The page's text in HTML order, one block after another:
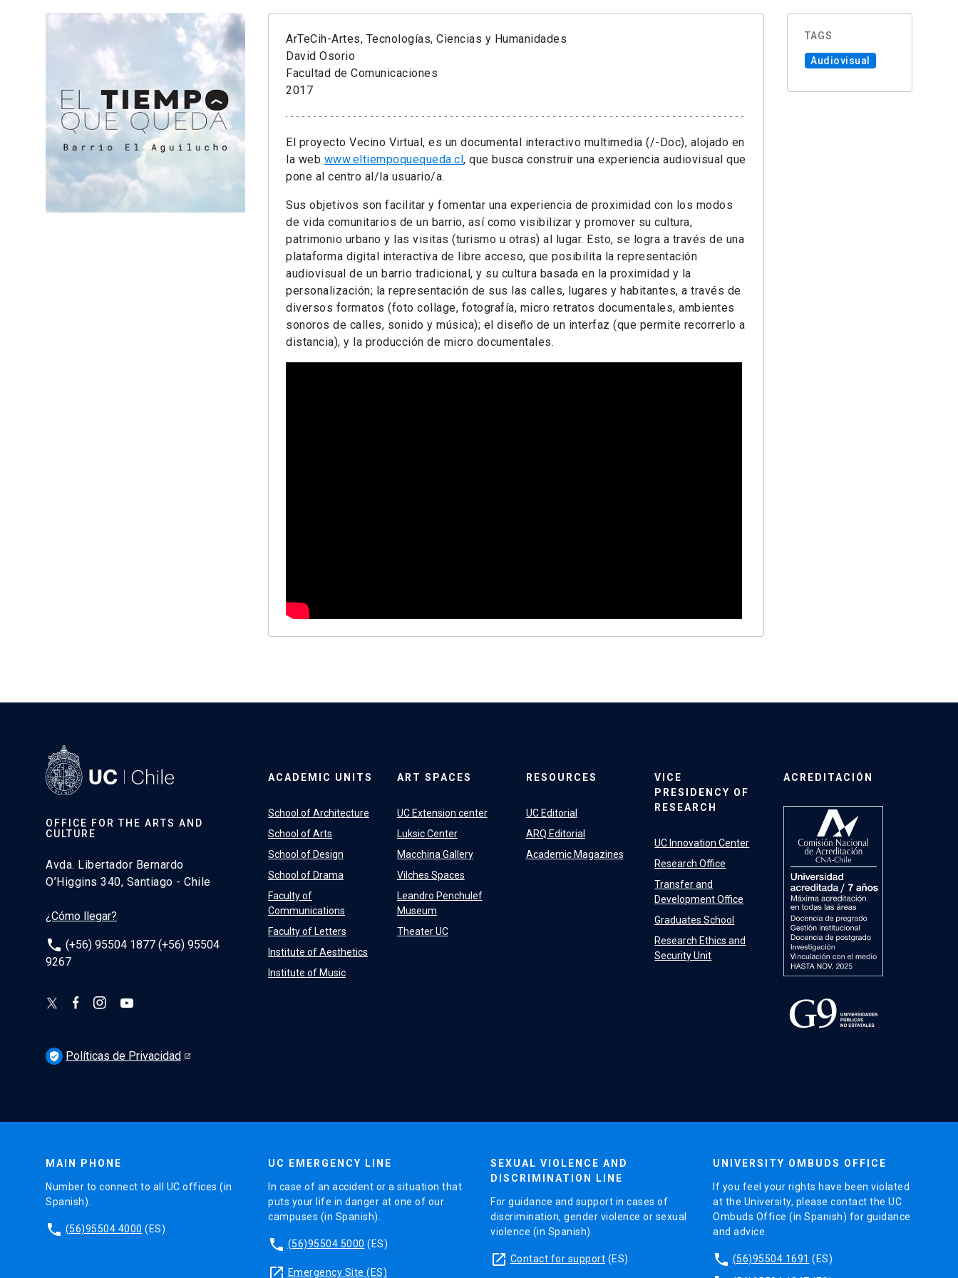
ArTeCih-Artes, Tecnologías, Ciencias y Humanidades
David Osorio
Facultad de Comunicaciones
2017
El proyecto Vecino Virtual, es un documental interactivo multimedia (/-Doc), alojado en
la web www.eltiempoquequeda.cl, que busca construir una experiencia audiovisual que
pone al centro al/la usuario/a.
Sus objetivos son facilitar y fomentar una experiencia de proximidad con los modos
de vida comunitarios de un barrio, así como visibilizar y promover su cultura,
patrimonio urbano y las visitas (turismo u otras) al lugar. Esto, se logra a través de una
plataforma digital interactiva de libre acceso, que posibilita la representación
audiovisual de un barrio tradicional, y su cultura basada en la proximidad y la
personalización; la representación de sus las calles, lugares y habitantes, a través de
diversos formatos (foto collage, fotografía, micro retratos documentales, ambientes
sonoros de calles, sonido y música); el diseño de un interfaz (que permite recorrerlo a
distancia), y la producción de micro documentales.
TAGS
Audiovisual
OFFICE FOR THE ARTS AND
CULTURE
Avda. Libertador Bernardo
O’Higgins 340, Santiago - Chile
¿Cómo llegar?
phone (+56) 95504 1877 (+56) 95504
9267
ACADEMIC UNITS
School of Architecture
School of Arts
School of Design
School of Drama
Faculty of
Communications
Faculty of Letters
Institute of Aesthetics
Institute of Music
ART SPACES
UC Extension center
Luksic Center
Macchina Gallery
Vilches Spaces
Leandro Penchulef
Museum
Theater UC
RESOURCES
UC Editorial
ARQ Editorial
Academic Magazines
VICE
PRESIDENCY OF
RESEARCH
UC Innovation Center
Research Office
Transfer and
Development Office
Graduates School
Research Ethics and
Security Unit
ACREDITACIÓN
verified_user Políticas de Privacidad
MAIN PHONE
Number to connect to all UC offices (in
Spanish).
phone (56)95504 4000 (ES)
UC EMERGENCY LINE
In case of an accident or a situation that
puts your life in danger at one of our
campuses (in Spanish).
phone (56)95504 5000 (ES)
launch Emergency Site (ES)
SEXUAL VIOLENCE AND
DISCRIMINATION LINE
For guidance and support in cases of
discrimination, gender violence or sexual
violence (in Spanish).
launch Contact for support (ES)
UNIVERSITY OMBUDS OFFICE
If you feel your rights have been violated
at the University, please contact the UC
Ombuds Office (in Spanish) for guidance
and advice.
phone (56)95504 1691 (ES)